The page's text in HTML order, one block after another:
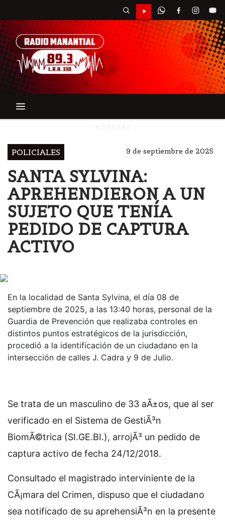
POLICIALES 9 de septiembre de 2025
SANTA SYLVINA:
APREHENDIERON A UN
SUJETO QUE TENÍA
PEDIDO DE CAPTURA
ACTIVO
En la localidad de Santa Sylvina, el día 08 de
septiembre de 2025, a las 13:40 horas, personal de la
Guardia de Prevención que realizaba controles en
distintos puntos estratégicos de la jurisdicción,
procedió a la identificación de un ciudadano en la
intersección de calles J. Cadra y 9 de Julio.
Se trata de un masculino de 33 aÃ±os, que al ser
verificado en el Sistema de GestiÃ³n
BiomÃ©trica (SI.GE.BI.), arrojÃ³ un pedido de
captura activo de fecha 24/12/2018.
Consultado el magistrado interviniente de la
CÃ¡mara del Crimen, dispuso que el ciudadano
sea notificado de su aprehensiÃ³n en la presente